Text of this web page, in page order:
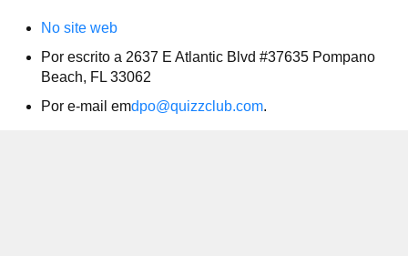
No site web
Por escrito a 2637 E Atlantic Blvd #37635 Pompano
Beach, FL 33062
Por e-mail emdpo@quizzclub.com.